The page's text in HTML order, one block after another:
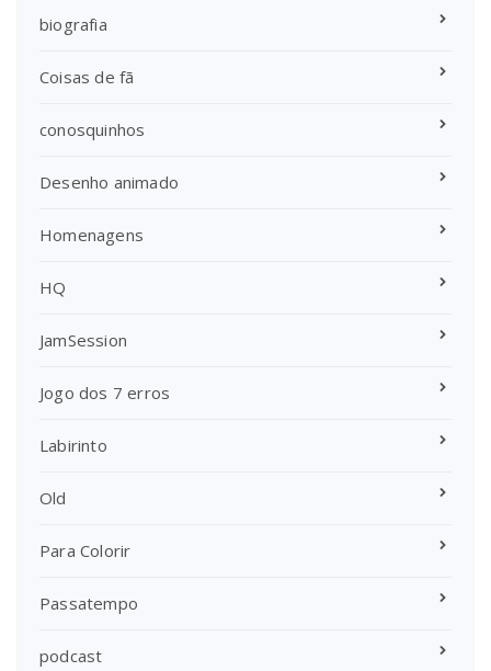
biografia
Coisas de fã
conosquinhos
Desenho animado
Homenagens
HQ
JamSession
Jogo dos 7 erros
Labirinto
Old
Para Colorir
Passatempo
podcast